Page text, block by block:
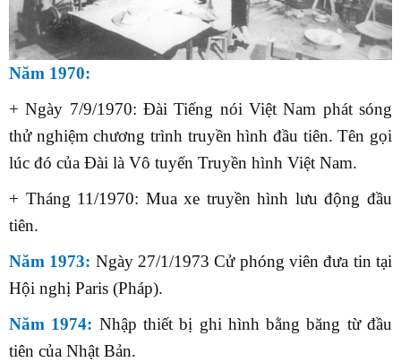
Năm 1970:
+ Ngày 7/9/1970: Đài Tiếng nói Việt Nam phát sóng
thử nghiệm chương trình truyền hình đầu tiên. Tên gọi
lúc đó của Đài là Vô tuyến Truyền hình Việt Nam.
+ Tháng 11/1970: Mua xe truyền hình lưu động đầu
tiên.
Năm 1973: Ngày 27/1/1973 Cử phóng viên đưa tin tại
Hội nghị Paris (Pháp).
Năm 1974: Nhập thiết bị ghi hình bằng băng từ đầu
tiên của Nhật Bản.